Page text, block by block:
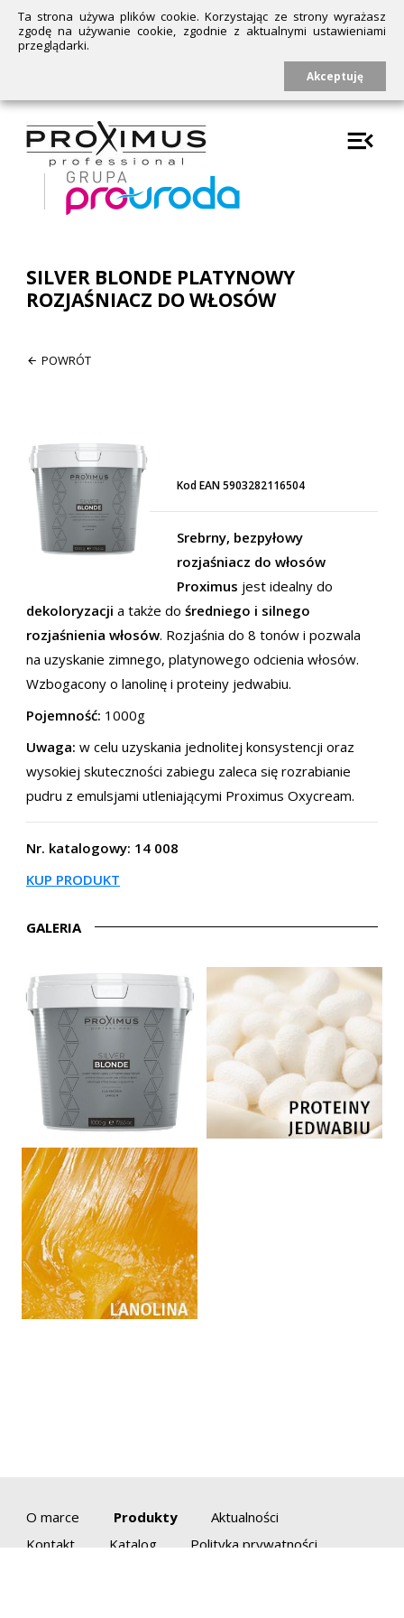
Ta strona używa plików cookie. Korzystając ze strony wyrażasz
zgodę na używanie cookie, zgodnie z aktualnymi ustawieniami
przeglądarki.
Akceptuję
SILVER BLONDE PLATYNOWY
ROZJAŚNIACZ DO WŁOSÓW
POWRÓT
Kod EAN 5903282116504
Srebrny, bezpyłowy
rozjaśniacz do włosów
Proximus jest idealny do
dekoloryzacji a także do średniego i silnego
rozjaśnienia włosów. Rozjaśnia do 8 tonów i pozwala
na uzyskanie zimnego, platynowego odcienia włosów.
Wzbogacony o lanolinę i proteiny jedwabiu.
Pojemność: 1000g
Uwaga: w celu uzyskania jednolitej konsystencji oraz
wysokiej skuteczności zabiegu zaleca się rozrabianie
pudru z emulsjami utleniającymi Proximus Oxycream.
Nr. katalogowy: 14 008
KUP PRODUKT
GALERIA
O marce Produkty
Aktualności
Kontakt
Katalog
Polityka prywatności